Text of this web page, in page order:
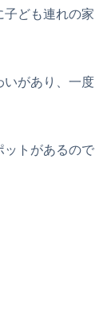
子ども連れの家
いがあり、一度
ットがあるので